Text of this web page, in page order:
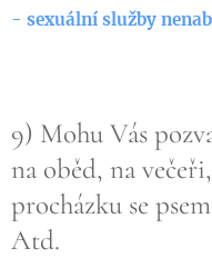
- sexuální služby
9) Mohu Vás
na oběd, na
procházku se
Atd.